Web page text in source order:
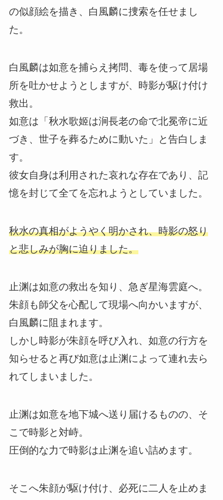
の似顔絵を描き、白風麟に捜索を任せまし
た。
白風麟は如意を捕らえ拷問、毒を使って居場
所を吐かせようとしますが、時影が駆け付け
救出。
如意は「秋水歌姬は涧長老の命で北冕帝に近
づき、世子を葬るために動いた」と告白しま
す。
彼女自身は利用された哀れな存在であり、記
憶を封じて全てを忘れようとしていました。
秋水の真相がようやく明かされ、時影の怒り
と悲しみが胸に迫りました。
止渊は如意の救出を知り、急ぎ星海雲庭へ。
朱顔も師父を心配して現場へ向かいますが、
白風麟に阻まれます。
しかし時影が朱顔を呼び入れ、如意の行方を
知らせると再び如意は止渊によって連れ去ら
れてしまいました。
止渊は如意を地下城へ送り届けるものの、そ
こで時影と対峙。
圧倒的な力で時影は止渊を追い詰めます。
そこへ朱顔が駆け付け、必死に二人を止めま